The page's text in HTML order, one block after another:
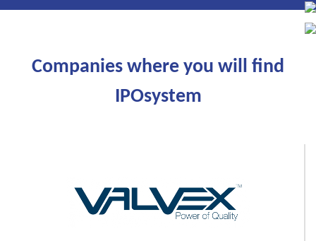
Companies where you will find
IPOsystem